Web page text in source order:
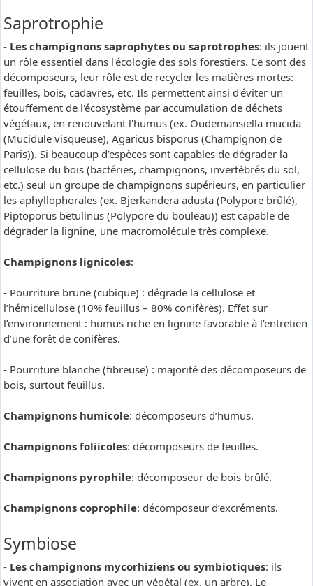
Saprotrophie
- Les champignons saprophytes ou saprotrophes: ils jouent
un rôle essentiel dans l'écologie des sols forestiers. Ce sont des
décomposeurs, leur rôle est de recycler les matières mortes:
feuilles, bois, cadavres, etc. Ils permettent ainsi d'éviter un
étouffement de l'écosystème par accumulation de déchets
végétaux, en renouvelant l'humus (ex. Oudemansiella mucida
(Mucidule visqueuse), Agaricus bisporus (Champignon de
Paris)). Si beaucoup d’espèces sont capables de dégrader la
cellulose du bois (bactéries, champignons, invertébrés du sol,
etc.) seul un groupe de champignons supérieurs, en particulier
les aphyllophorales (ex. Bjerkandera adusta (Polypore brûlé),
Piptoporus betulinus (Polypore du bouleau)) est capable de
dégrader la lignine, une macromolécule très complexe.
Champignons lignicoles:
- Pourriture brune (cubique) : dégrade la cellulose et
l’hémicellulose (10% feuillus – 80% conifères). Effet sur
l’environnement : humus riche en lignine favorable à l’entretien
d’une forêt de conifères.
- Pourriture blanche (fibreuse) : majorité des décomposeurs de
bois, surtout feuillus.
Champignons humicole: décomposeurs d’humus.
Champignons foliicoles: décomposeurs de feuilles.
Champignons pyrophile: décomposeur de bois brûlé.
Champignons coprophile: décomposeur d’excréments.
Symbiose
- Les champignons mycorhiziens ou symbiotiques: ils
vivent en association avec un végétal (ex. un arbre). Le